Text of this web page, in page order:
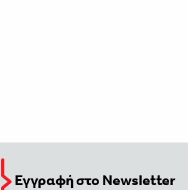
Εγγραφή στο Newsletter